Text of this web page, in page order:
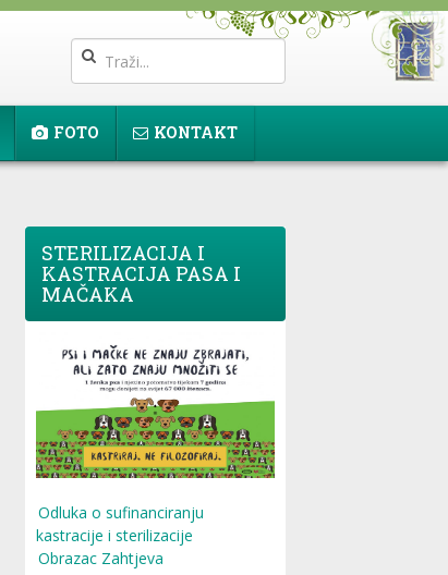
FOTO KONTAKT
STERILIZACIJA I
KASTRACIJA PASA I
MAČAKA
Odluka o sufinanciranju
kastracije i sterilizacije
Obrazac Zahtjeva